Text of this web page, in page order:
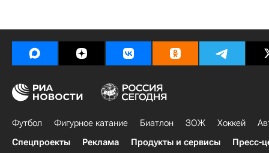
Футбол Фигурное катание Биатлон ЗОЖ Хоккей
Спецпроекты
Реклама Продукты и сервисы Пресс-